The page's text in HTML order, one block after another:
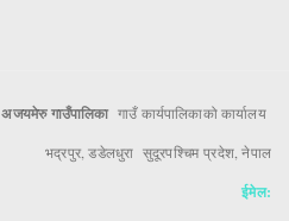
अजयमेरु गाउँपालिका गाउँ कार्यपालिकाको कार्यालय
भद्रपुर, डडेलधुरा सुदूरपश्चिम प्रदेश, नेपाल
ईमेल: